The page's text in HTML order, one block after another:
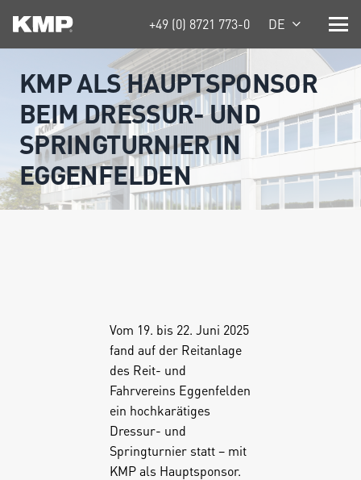
+49 (0) 8721 773-0 DE
KMP ALS HAUPTSPONSOR
BEIM DRESSUR- UND
SPRINGTURNIER IN
EGGENFELDEN
Vom 19. bis 22. Juni 2025
fand auf der Reitanlage
des Reit- und
Fahrvereins Eggenfelden
ein hochkarätiges
Dressur- und
Springturnier statt – mit
KMP als Hauptsponsor.